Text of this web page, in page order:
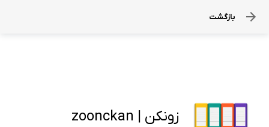
بازگشت
زونکن | zoonckan